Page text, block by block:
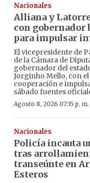
Nacionales
Alliana y
con gobernador
para impulsar
El vicepresidente de
de la Cámara de
gobernador del
Jorginho Mello, con
cooperación e
sábado fuentes
Agosto 8, 2026 07:35 p. m.
Nacionales
Policía incauta
tras
transeúnte en
Esteros